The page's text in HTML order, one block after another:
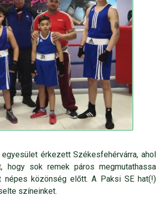
érkezett Székesfehérvárra, ahol
hogy sok remek páros megmutathassa
népes közönség előtt. A Paksi SE hat(!)
színeinket.